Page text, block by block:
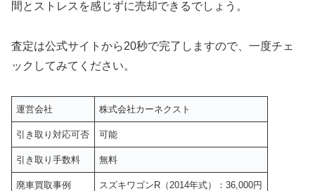
間とストレスを感じずに売却できるでしょう。
査定は公式サイトから20秒で完了しますので、一度チェ
ックしてみてください。
運営会社 株式会社カーネクスト
引き取り対応可否 可能
引き取り手数料 無料
廃車買取事例 スズキワゴンR（2014年式）：36,000円